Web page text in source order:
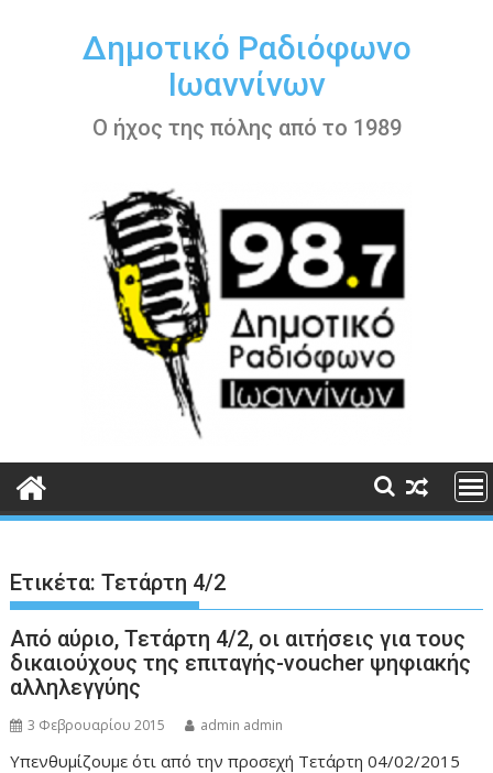
περιεχόμενοΔημοτικό Ραδιόφωνο
Ιωαννίνων
Ο ήχος της πόλης από το 1989
Ετικέτα:Τετάρτη 4/2
Από αύριο, Τετάρτη 4/2, οι αιτήσεις για τους
δικαιούχους της επιταγής-voucher ψηφιακής
αλληλεγγύης
3 Φεβρουαρίου 2015 admin admin
Υπενθυμίζουμε ότι από την προσεχή Τετάρτη 04/02/2015